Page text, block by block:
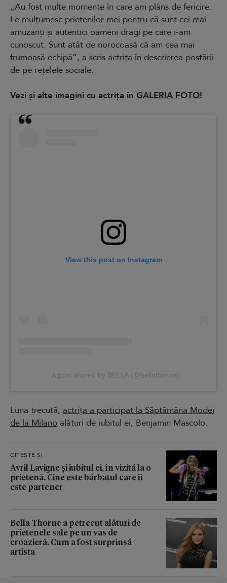
„Au fost multe momente în care am plâns de fericire.
Le mulțumesc prietenilor mei pentru că sunt cei mai
amuzanți și autentici oameni dragi pe care i-am
cunoscut. Sunt atât de norocoasă că am cea mai
frumoasă echipă”, a scris actrița în descrierea postării
de pe rețelele sociale.
Vezi și alte imagini cu actrița în GALERIA FOTO!
View this post on Instagram
A post shared by BELLA (@bellathorne)
Luna trecută, actrița a participat la Săptămâna Modei
de la Milano alături de iubitul ei, Benjamin Mascolo.
CITEȘTE ȘI
Avril Lavigne și iubitul ei, în vizită la o
prietenă. Cine este bărbatul care îi
este partener
Bella Thorne a petrecut alături de
prietenele sale pe un vas de
croazieră. Cum a fost surprinsă
artista